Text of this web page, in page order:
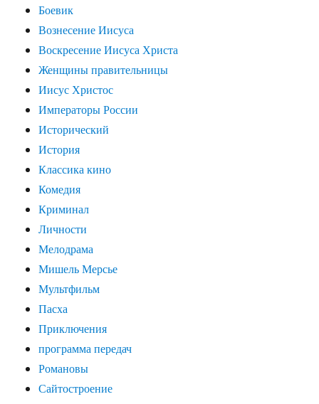
Боевик
Вознесение Иисуса
Воскресение Иисуса Христа
Женщины правительницы
Иисус Христос
Императоры России
Исторический
История
Классика кино
Комедия
Криминал
Личности
Мелодрама
Мишель Мерсье
Мультфильм
Пасха
Приключения
программа передач
Романовы
Сайтостроение